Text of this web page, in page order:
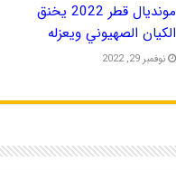
مونديال قطر 2022 يخنق
الكيان الصهيوني ويعزله
نوفمبر 29, 2022